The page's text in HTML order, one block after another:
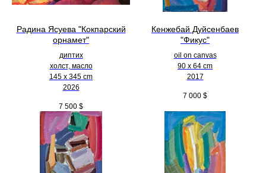
Радина Ясуева "Кокпарский
орнамет"
диптих
холст, масло
145 х 345 cm
2026
7 500 $
Кенжебай Дуйсенбаев
"Фикус"
oil on canvas
90 x 64 cm
2017
7 000 $